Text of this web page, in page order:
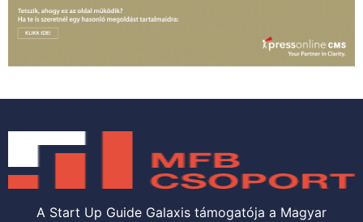
A Start Up Guide Galaxis támogatója a Magyar